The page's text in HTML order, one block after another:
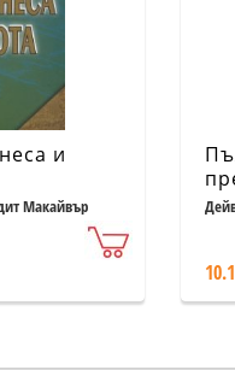
и
Макайвър